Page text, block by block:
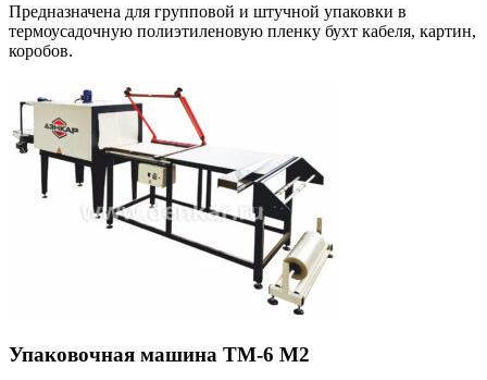
Предназначена для групповой и штучной упаковки в
термоусадочную полиэтиленовую пленку бухт кабеля, картин,
коробов.
Упаковочная машина ТМ-6 М2